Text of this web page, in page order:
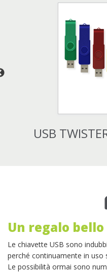
USB
Un regalo
Le chiavette USB sono
perché continuamente in uso
Le possibilità ormai sono